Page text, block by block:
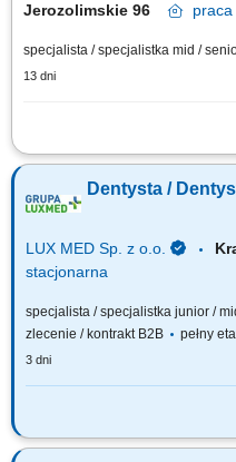
Jerozolimskie 96
praca
specjalista / specjalistka mid /
13 dni
Opis stanowiska: Prowadzenie
terapii. Wykonywanie prac
dostosowanych do potrzeb
Dentysta /
LUX MED Sp. z o.o.
stacjonarna
specjalista / specjalistka junior /
zlecenie / kontrakt B2B
pełny
3 dni
Nasze oczekiwania wobec